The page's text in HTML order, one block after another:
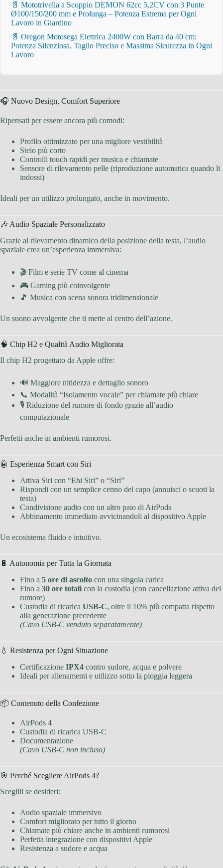
📄 Mototrivella a Scoppio DEMON 62cc 5,2CV con 3 Punte
Ø100/150/200 mm e Prolunga – Potenza Estrema per Ogni
Lavoro in Giardino
📄 Oregon Motosega Elettrica 2400W con Barra da 40 cm:
Potenza Silenziosa, Taglio Preciso e Massima Sicurezza in Ogni
Lavoro
🎧 Nuovo Design, Comfort Superiore
Ripensati per essere ancora più comodi:
Profilo ottimizzato per una migliore vestibilità
Stelo più corto
Controlli touch rapidi per musica e chiamate
Sensore di rilevamento pelle (riproduzione automatica quando li
indossi)
Ideali per un utilizzo prolungato, anche in movimento.
🎶 Audio Spaziale Personalizzato
Grazie al rilevamento dinamico della posizione della testa, l’audio
spaziale crea un’esperienza immersiva:
🎬 Film e serie TV come al cinema
🎮 Gaming più coinvolgente
🎵 Musica con scena sonora tridimensionale
Un suono avvolgente che ti mette al centro dell’azione.
🧠 Chip H2 e Qualità Audio Migliorata
Il chip H2 progettato da Apple offre:
🔊 Maggiore nitidezza e dettaglio sonoro
📞 Modalità “Isolamento vocale” per chiamate più chiare
🎙 Riduzione del rumore di fondo grazie all’audio
computazionale
Perfetti anche in ambienti rumorosi.
🤖 Esperienza Smart con Siri
Attiva Siri con “Ehi Siri” o “Siri”
Rispondi con un semplice cenno del capo (annuisci o scuoti la
testa)
Condivisione audio con un altro paio di AirPods
Abbinamento immediato avvicinandoli al dispositivo Apple
Un ecosistema fluido e intuitivo.
🔋 Autonomia per Tutta la Giornata
Fino a 5 ore di ascolto con una singola carica
Fino a 30 ore totali con la custodia (con cancellazione attiva del
rumore)
Custodia di ricarica USB-C, oltre il 10% più compatta rispetto
alla generazione precedente
(Cavo USB-C venduto separatamente)
💧 Resistenza per Ogni Situazione
Certificazione IPX4 contro sudore, acqua e polvere
Ideali per allenamenti e utilizzo sotto la pioggia leggera
📦 Contenuto della Confezione
AirPods 4
Custodia di ricarica USB-C
Documentazione
(Cavo USB-C non incluso)
🎯 Perché Scegliere AirPods 4?
Sceglili se desideri:
Audio spaziale immersivo
Comfort migliorato per tutto il giorno
Chiamate più chiare anche in ambienti rumorosi
Perfetta integrazione con dispositivi Apple
Resistenza a sudore e acqua